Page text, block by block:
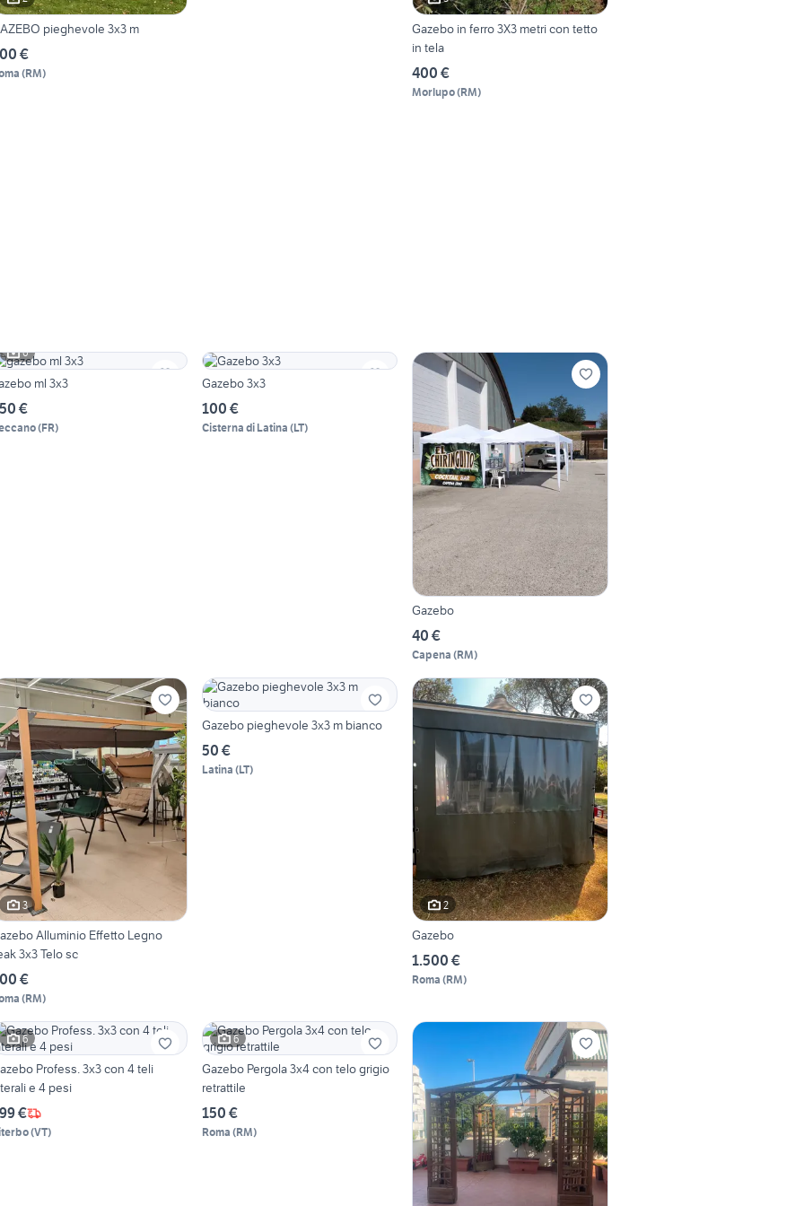
pieghevole 3x3 m
€
(RM)
Gazebo in ferro 3X3 metri con tetto
in tela
400 €
Morlupo(RM)
6
ml 3x3
€
(FR)
Gazebo 3x3
100 €
Cisterna di Latina (LT)
Gazebo
40 €
Capena (RM)
3
Alluminio Effetto Legno
3x3 Telo sc
€
(RM)
Gazebo pieghevole 3x3 m bianco
50 €
Latina (LT)
2
Gazebo
1.500 €
Roma (RM)
6
Profess. 3x3 con 4 teli
e 4 pesi
€
(VT)
6
Gazebo Pergola 3x4 con telo grigio
retrattile
150 €
Roma (RM)